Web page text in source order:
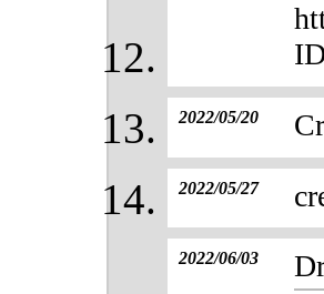
2022/05/20
2022/05/27
2022/06/03